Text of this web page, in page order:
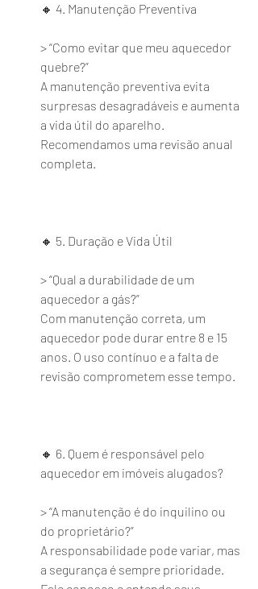
🔸 4. Manutenção Preventiva
> “Como evitar que meu aquecedor
quebre?”
A manutenção preventiva evita
surpresas desagradáveis e aumenta
a vida útil do aparelho.
Recomendamos uma revisão anual
completa.
🔸 5. Duração e Vida Útil
> “Qual a durabilidade de um
aquecedor a gás?”
Com manutenção correta, um
aquecedor pode durar entre 8 e 15
anos. O uso contínuo e a falta de
revisão comprometem esse tempo.
🔸 6. Quem é responsável pelo
aquecedor em imóveis alugados?
> “A manutenção é do inquilino ou
do proprietário?”
A responsabilidade pode variar, mas
a segurança é sempre prioridade.